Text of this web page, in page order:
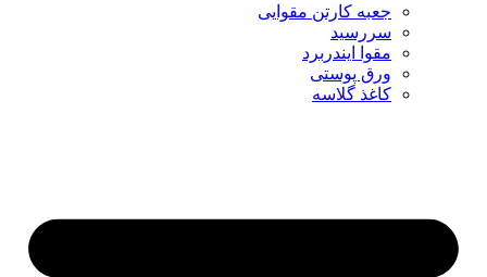
جعبه کارتن مقوایی
سررسید
مقوا ایندربرد
ورق پوستی
کاغذ گلاسه